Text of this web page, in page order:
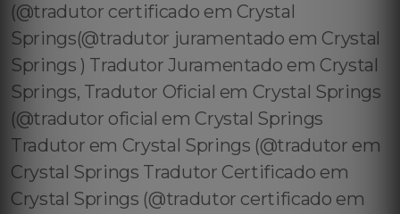
(@tradutor certificado em Crystal
Springs(@tradutor juramentado em Crystal
Springs ) Tradutor Juramentado em Crystal
Springs, Tradutor Oficial em Crystal Springs
(@tradutor oficial em Crystal Springs
Tradutor em Crystal Springs (@tradutor em
Crystal Springs Tradutor Certificado em
Crystal Springs (@tradutor certificado em